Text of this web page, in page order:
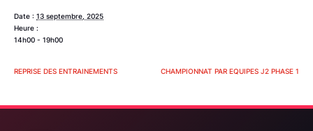
Date : 13 septembre, 2025
Heure :
14h00 - 19h00
REPRISE DES ENTRAINEMENTS CHAMPIONNAT PAR EQUIPES J2 PHASE 1